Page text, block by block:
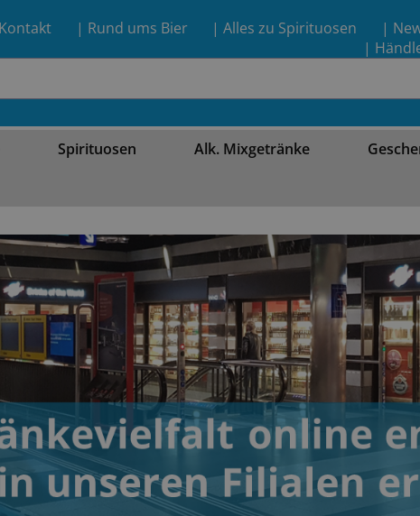
| Rund ums Bier | Alles zu Spirituosen
|
|
Spirituosen Alk. Mixgetränke